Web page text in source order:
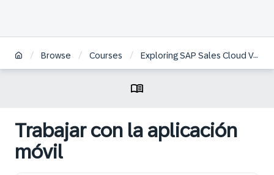
/ Browse / Courses / Exploring SAP Sales Cloud Version 2 | ES
Trabajar con la aplicación
móvil